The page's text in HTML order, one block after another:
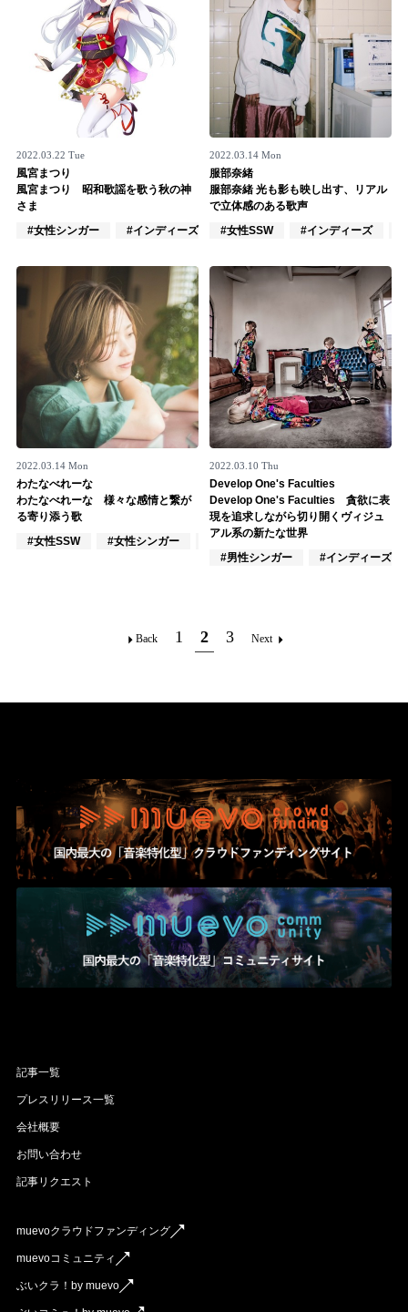
2022.03.22 Tue
風宮まつり
風宮まつり 昭和歌謡を歌う秋の神
さま
#女性シンガー
#インディーズ #女性アイドル
2022.03.14 Mon
服部奈緒
服部奈緒 光も影も映し出す、リアル
で立体感のある歌声
#女性SSW
#インディーズ
2022.03.14 Mon
わたなべれーな
わたなべれーな 様々な感情と繋が
る寄り添う歌
#女性SSW
#女性シンガー #インディーズ
2022.03.10 Thu
Develop One's Faculties
Develop One's Faculties 貪欲に表
現を追求しながら切り開くヴィジュ
アル系の新たな世界
#男性シンガー
#インディーズ
Back 1 2 3 Next
記事一覧
プレスリリース一覧
会社概要
お問い合わせ
記事リクエスト
muevoクラウドファンディング
muevoコミュニティ
ぶいクラ！by muevo